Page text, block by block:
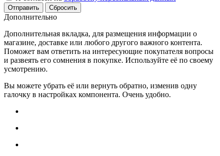
Сбросить
Дополнительно
Дополнительная вкладка, для размещения информации о
магазине, доставке или любого другого важного контента.
Поможет вам ответить на интересующие покупателя вопросы
и развеять его сомнения в покупке. Используйте её по своему
усмотрению.
Вы можете убрать её или вернуть обратно, изменив одну
галочку в настройках компонента. Очень удобно.